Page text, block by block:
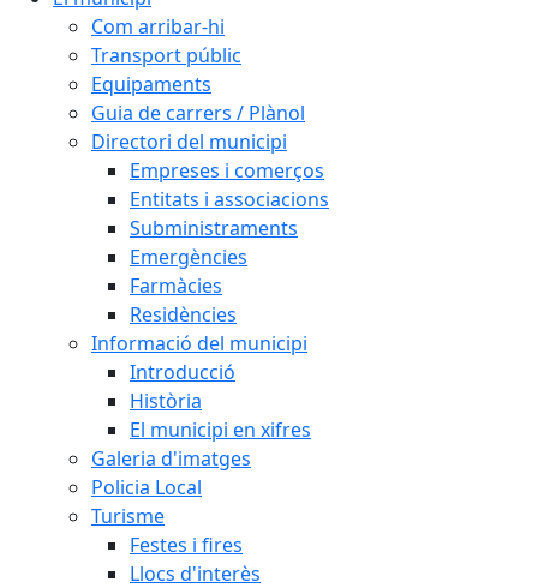
Com arribar-hi
Transport públic
Equipaments
Guia de carrers / Plànol
Directori del municipi
Empreses i comerços
Entitats i associacions
Subministraments
Emergències
Farmàcies
Residències
Informació del municipi
Introducció
Història
El municipi en xifres
Galeria d'imatges
Policia Local
Turisme
Festes i fires
Llocs d'interès